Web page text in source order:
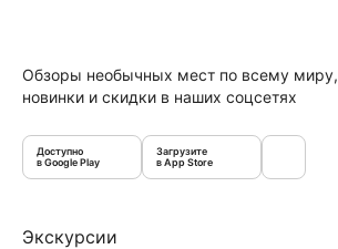
Обзоры необычных мест по всему миру,
новинки и скидки в наших соцсетях
Доступно
в Google Play
Загрузите
в App Store
Экскурсии